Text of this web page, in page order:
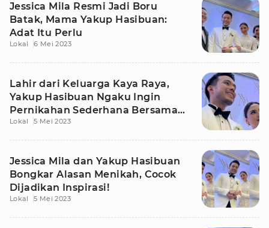
Jessica Mila Resmi Jadi Boru
Batak, Mama Yakup Hasibuan:
Adat Itu Perlu
Lokal 6 Mei 2023
Lahir dari Keluarga Kaya Raya,
Yakup Hasibuan Ngaku Ingin
Pernikahan Sederhana Bersama
Jessica Mila
Lokal 5 Mei 2023
Jessica Mila dan Yakup Hasibuan
Bongkar Alasan Menikah, Cocok
Dijadikan Inspirasi!
Lokal 5 Mei 2023